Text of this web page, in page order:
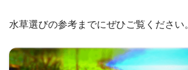
水草選びの参考までにぜひご覧ください。